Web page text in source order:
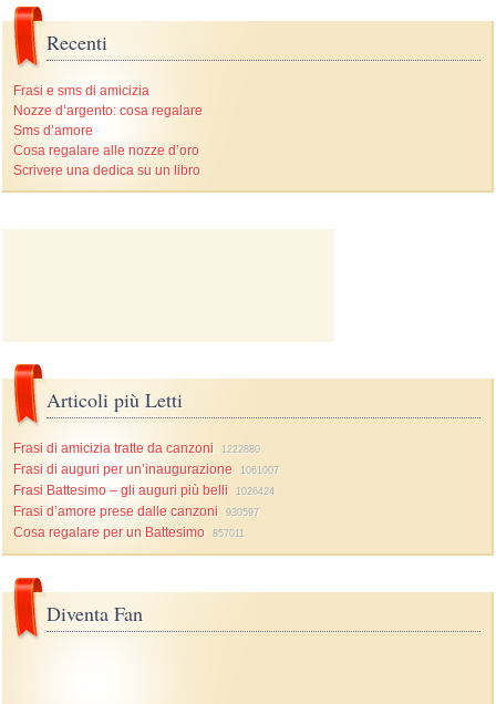
Recenti
Frasi e sms di amicizia
Nozze d’argento: cosa regalare
Sms d’amore
Cosa regalare alle nozze d’oro
Scrivere una dedica su un libro
Articoli più Letti
Frasi di amicizia tratte da canzoni 1222880
Frasi di auguri per un’inaugurazione 1061007
Frasi Battesimo – gli auguri più belli 1026424
Frasi d’amore prese dalle canzoni 930597
Cosa regalare per un Battesimo 857011
Diventa Fan